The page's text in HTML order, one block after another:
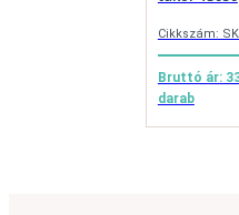
Cikkszám:
Bruttó ár:
darab